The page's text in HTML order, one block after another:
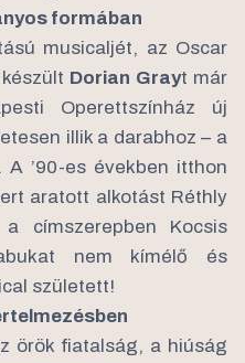
formában
musicaljét, az Oscar
Dorian Grayt már
Operettszínház új
illik a darabhoz – a
A ’90-es években itthon
aratott alkotást Réthly
címszerepben Kocsis
nem kímélő és
született!
örök fiatalság, a hiúság